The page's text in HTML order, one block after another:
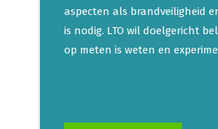
aspecten als brandveiligheid
is nodig. LTO wil doelgericht
op meten is weten en